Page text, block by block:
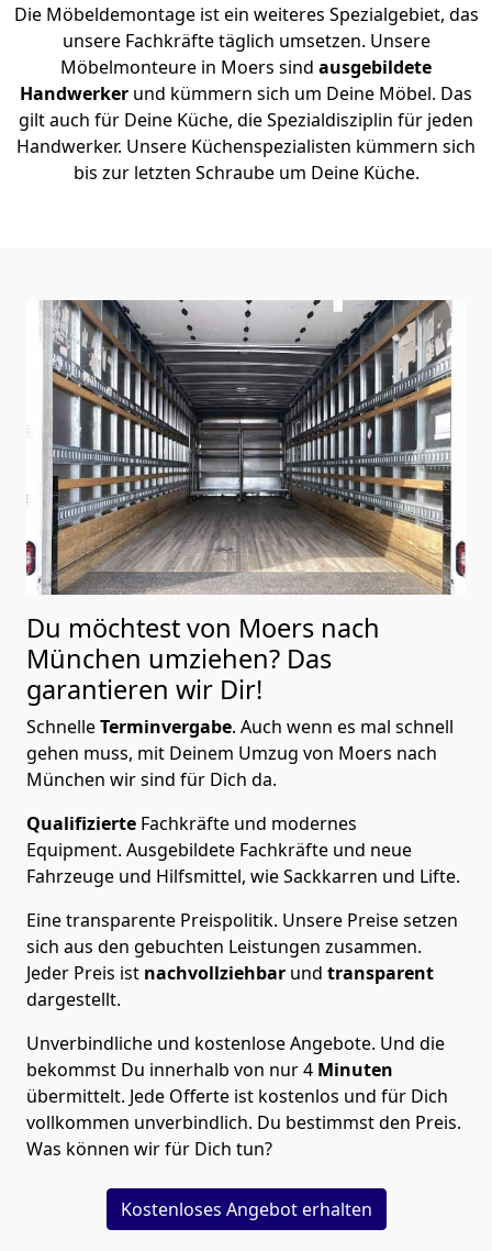
Die Möbeldemontage ist ein weiteres Spezialgebiet, das
unsere Fachkräfte täglich umsetzen. Unsere
Möbelmonteure in Moers sind ausgebildete
Handwerker und kümmern sich um Deine Möbel. Das
gilt auch für Deine Küche, die Spezialdisziplin für jeden
Handwerker. Unsere Küchenspezialisten kümmern sich
bis zur letzten Schraube um Deine Küche.
Du möchtest von Moers nach
München umziehen? Das
garantieren wir Dir!
SchnelleTerminvergabe. Auch wenn es mal schnell
gehen muss, mit Deinem Umzug von Moers nach
München wir sind für Dich da.
Qualifizierte Fachkräfte und modernes
Equipment. Ausgebildete Fachkräfte und neue
Fahrzeuge und Hilfsmittel, wie Sackkarren und Lifte.
Eine transparente Preispolitik. Unsere Preise setzen
sich aus den gebuchten Leistungen zusammen.
Jeder Preis ist nachvollziehbar und transparent
dargestellt.
Unverbindliche und kostenlose Angebote. Und die
bekommst Du innerhalb von nur4 Minuten
übermittelt. Jede Offerte ist kostenlos und für Dich
vollkommen unverbindlich. Du bestimmst den Preis.
Was können wir für Dich tun?
Kostenloses Angebot erhalten